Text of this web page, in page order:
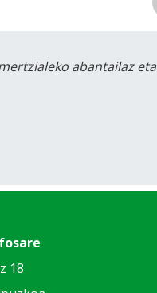
abantailaz eta
18